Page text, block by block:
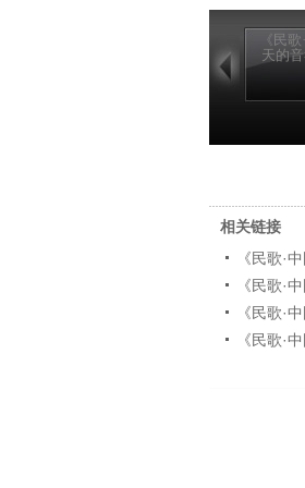
《民
天的音
相关链接
《民歌·
《民歌·
《民歌·
《民歌·